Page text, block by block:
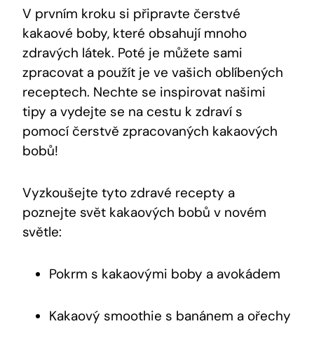
V prvním kroku si připravte čerstvé
kakaové boby, ⁤které obsahují ⁤mnoho
zdravých látek. Poté je můžete sami
zpracovat a použít je ve vašich oblíbených
receptech. Nechte se inspirovat našimi
tipy a vydejte se na cestu k zdraví⁣ s
pomocí čerstvě zpracovaných kakaových
bobů!
Vyzkoušejte tyto zdravé⁣ recepty a
poznejte svět kakaových bobů v novém
světle:
Pokrm s ​kakaovými boby ⁤a avokádem
Kakaový smoothie s banánem⁤ a ořechy